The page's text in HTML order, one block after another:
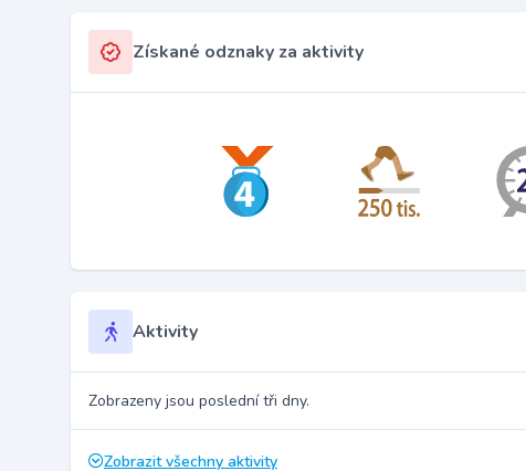
Získané odznaky za aktivity
Aktivity
Zobrazeny jsou poslední tři dny.
Zobrazit všechny aktivity